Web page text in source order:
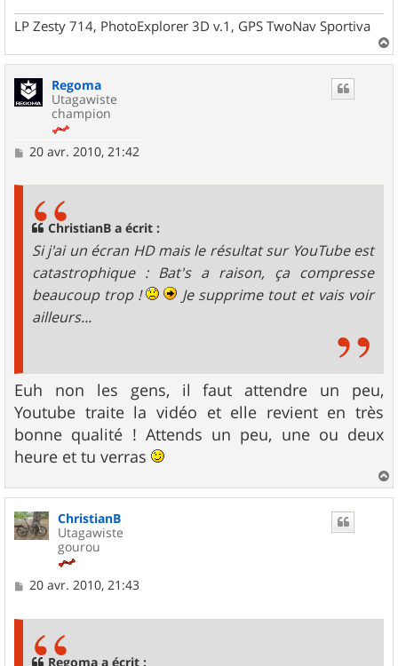
LP Zesty 714, PhotoExplorer 3D v.1, GPS TwoNav Sportiva
a
Regoma
Utagawiste
champion
M
20 avr. 2010, 21:42
ChristianB a écrit :
Si j'ai un écran HD mais le résultat sur YouTube est
catastrophique : Bat's a raison, ça compresse
beaucoup trop !
Je supprime tout et vais voir
ailleurs...
Euh non les gens, il faut attendre un peu,
Youtube traite la vidéo et elle revient en très
bonne qualité ! Attends un peu, une ou deux
heure et tu verras
a
ChristianB
Utagawiste
gourou
M
20 avr. 2010, 21:43
Regoma a écrit :